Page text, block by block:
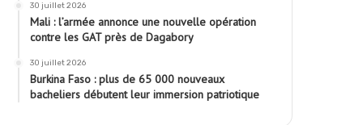
30 juillet 2026
Mali : l’armée annonce une nouvelle opération
contre les GAT près de Dagabory
30 juillet 2026
Burkina Faso : plus de 65 000 nouveaux
bacheliers débutent leur immersion patriotique